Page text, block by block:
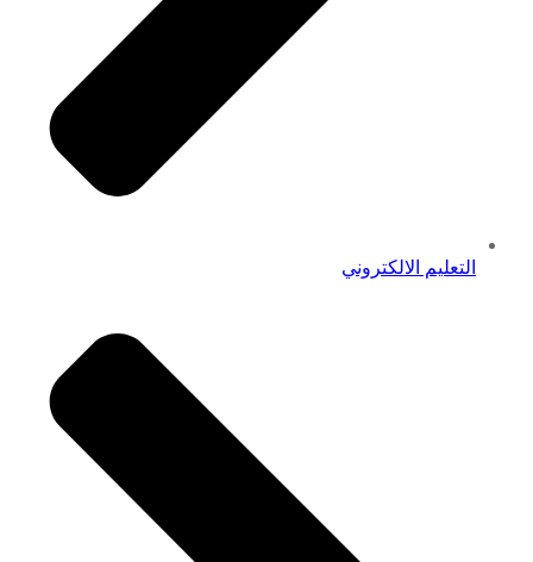
التعليم الالكتروني